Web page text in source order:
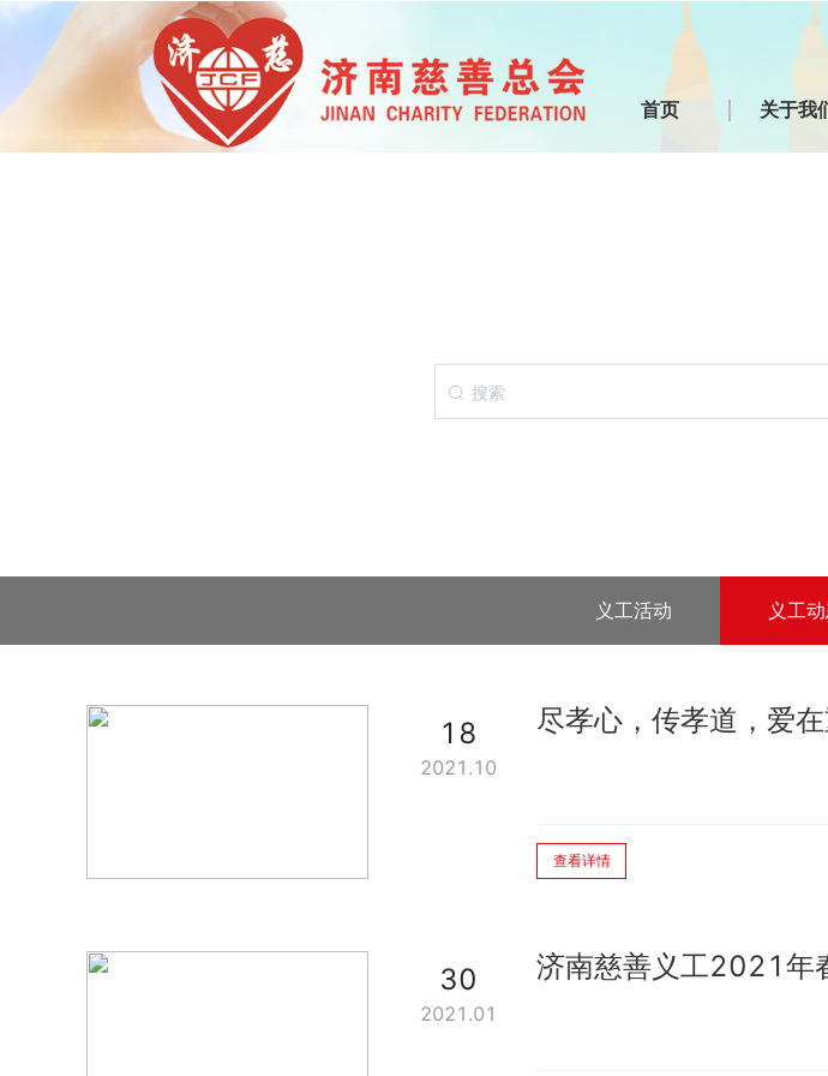
首页 关于我
义工活动 义工
18
2021.10
尽孝心，传孝道，爱
查看详情
30
2021.01
济南慈善义工2021年